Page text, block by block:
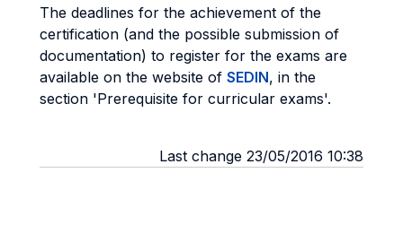
The deadlines for the achievement of the
certification (and the possible submission of
documentation) to register for the exams are
available on the website of SEDIN, in the
section 'Prerequisite for curricular exams'.
Last change 23/05/2016 10:38